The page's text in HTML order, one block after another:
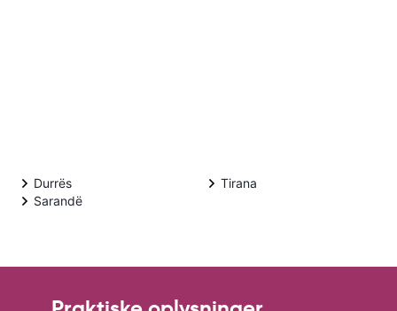
Durrës
Sarandë
Tirana